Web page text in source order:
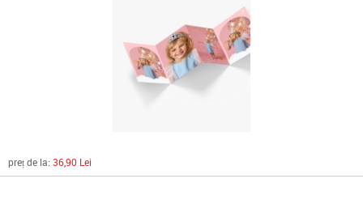
preț de la: 36,90 Lei